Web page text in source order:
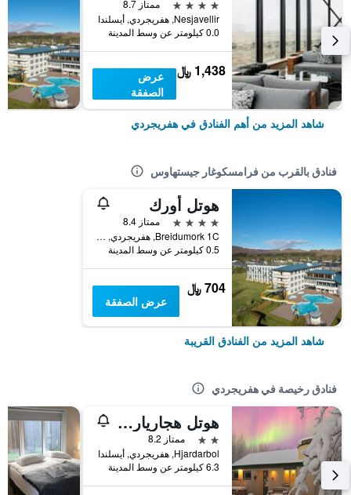
4 نجوم
ممتاز 8.7
Nesjavellir, هفريجردي, أيسلندا
0.0 كيلومتر عن وسط المدينة
1,438 ﷼
عرض
الصفقة
شاهد المزيد من أهم الفنادق في هفريجردي
فنادق بالقرب من فرامسكوغار جيستهاوس
هوتل أورك
4 نجوم
ممتاز 8.4
Breidumork 1C, هفريجردي, أيسلندا
0.5 كيلومتر عن وسط المدينة
704 ﷼
عرض الصفقة
شاهد المزيد من الفنادق القريبة
فنادق رخيصة في هفريجردي
هوتل هجارياربول
2 نجمتين
ممتاز 8.2
Hjardarbol, هفريجردي, أيسلندا
6.3 كيلومتر عن وسط المدينة